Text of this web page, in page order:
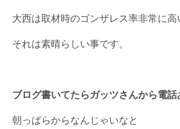
大西は取材時のゴンザレス率非常に高
それは素晴らしい事です。
ブログ書いてたらガッツさんから電話
朝っぱらからなんじゃいなと